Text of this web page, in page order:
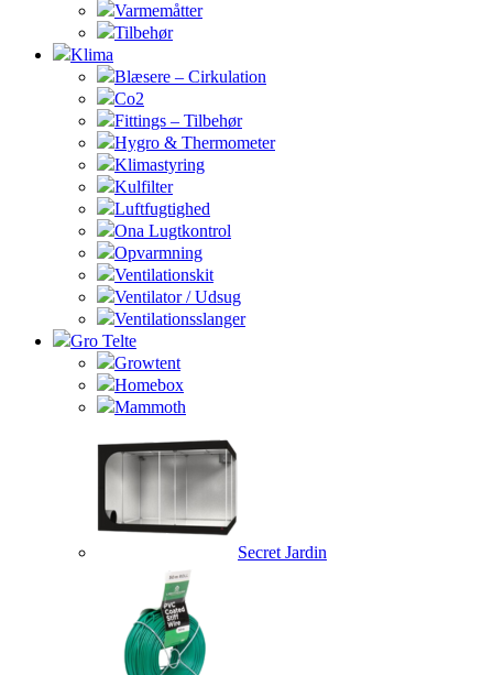
Varmemåtter
Tilbehør
Klima
Blæsere – Cirkulation
Co2
Fittings – Tilbehør
Hygro & Thermometer
Klimastyring
Kulfilter
Luftfugtighed
Ona Lugtkontrol
Opvarmning
Ventilationskit
Ventilator / Udsug
Ventilationsslanger
Gro Telte
Growtent
Homebox
Mammoth
Secret Jardin